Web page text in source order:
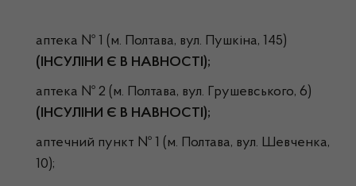
аптека № 1 (м. Полтава, вул. Пушкіна, 145)
(ІНСУЛІНИ Є В НАВНОСТІ);
аптека № 2 (м. Полтава, вул. Грушевського, 6)
(ІНСУЛІНИ Є В НАВНОСТІ);
аптечний пункт № 1 (м. Полтава, вул. Шевченка,
10);